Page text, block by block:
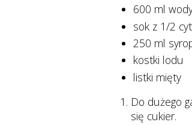
600 ml
sok z 1/2
250 ml
kostki lodu
listki mięty
Do dużego
się cukier.